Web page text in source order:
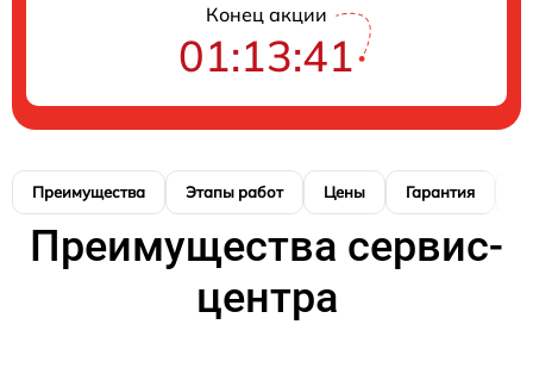
Конец акции
01:13:40
Преимущества Этапы работ Цены Гарантия
Преимущества сервис-
центра